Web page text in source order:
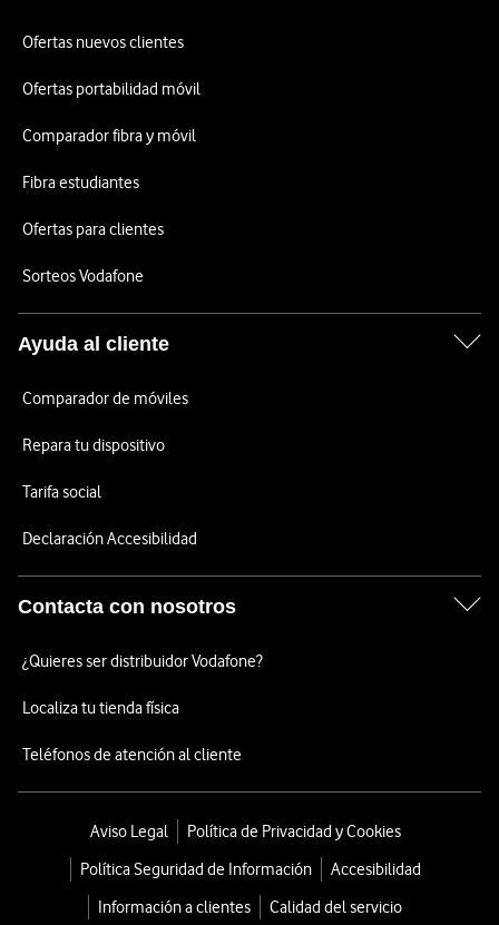
Ofertas nuevos clientes
Ofertas portabilidad móvil
Comparador fibra y móvil
Fibra estudiantes
Ofertas para clientes
Sorteos Vodafone
Ayuda al cliente
Comparador de móviles
Repara tu dispositivo
Tarifa social
Declaración Accesibilidad
Contacta con nosotros
¿Quieres ser distribuidor Vodafone?
Localiza tu tienda física
Teléfonos de atención al cliente
Aviso Legal
Política de Privacidad y Cookies
Política Seguridad de Información
Accesibilidad
Información a clientes
Calidad del servicio